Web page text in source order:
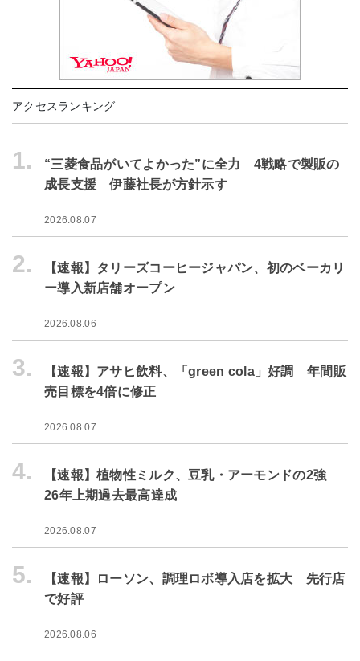
アクセスランキング
1.
“三菱食品がいてよかった”に全力 4戦略で製販の
成長支援 伊藤社長が方針示す
2026.08.07
2.
【速報】タリーズコーヒージャパン、初のベーカリ
ー導入新店舗オープン
2026.08.06
3.
【速報】アサヒ飲料、「green cola」好調 年間販
売目標を4倍に修正
2026.08.07
4.
【速報】植物性ミルク、豆乳・アーモンドの2強
26年上期過去最高達成
2026.08.07
5.
【速報】ローソン、調理ロボ導入店を拡大 先行店
で好評
2026.08.06